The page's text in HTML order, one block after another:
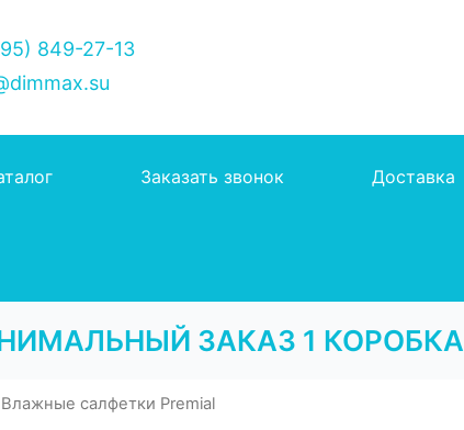
849-27-13
Заказать звонок Доставка
ЗАКАЗ 1 КОРОБКА
салфетки Premial